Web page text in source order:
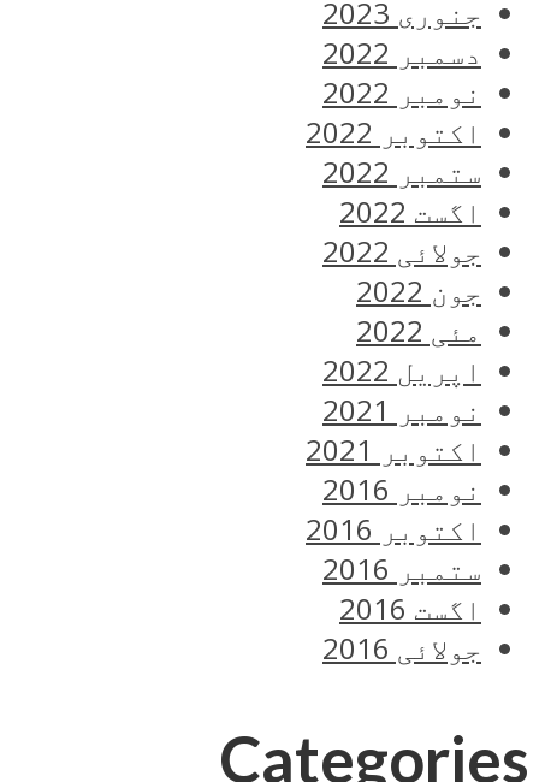
جنوری 2023
دسمبر 2022
نومبر 2022
اکتوبر 2022
ستمبر 2022
اگست 2022
جولائی 2022
جون 2022
مئی 2022
اپریل 2022
نومبر 2021
اکتوبر 2021
نومبر 2016
اکتوبر 2016
ستمبر 2016
اگست 2016
جولائی 2016
Categories